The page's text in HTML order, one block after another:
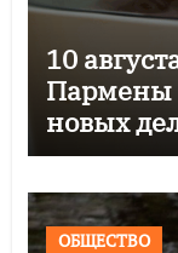
10
Пармены
новых
ОБЩЕСТВО